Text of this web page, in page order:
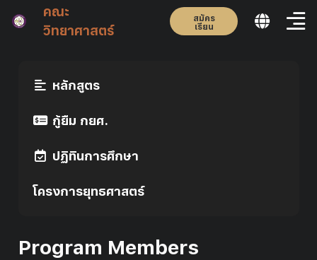
คณะ
วิทยาศาสตร์
สมัคร
เรียน
หลักสูตร
กู้ยืม กยศ.
ปฏิทินการศึกษา
โครงการยุทธศาสตร์
Program Members